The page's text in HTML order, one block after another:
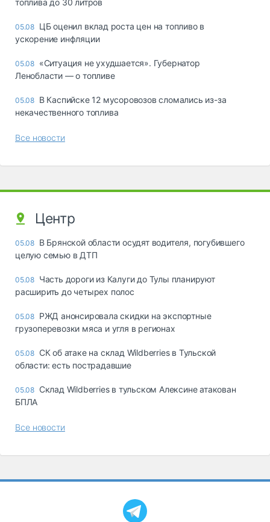
топлива до 30 литров
05.08 ЦБ оценил вклад роста цен на топливо в
ускорение инфляции
05.08 «Ситуация не ухудшается». Губернатор
Ленобласти — о топливе
05.08 В Каспийске 12 мусоровозов сломались из-за
некачественного топлива
Все новости
Центр
05.08 В Брянской области осудят водителя, погубившего
целую семью в ДТП
05.08 Часть дороги из Калуги до Тулы планируют
расширить до четырех полос
05.08 РЖД анонсировала скидки на экспортные
грузоперевозки мяса и угля в регионах
05.08 СК об атаке на склад Wildberries в Тульской
области: есть пострадавшие
05.08 Склад Wildberries в тульском Алексине атакован
БПЛА
Все новости